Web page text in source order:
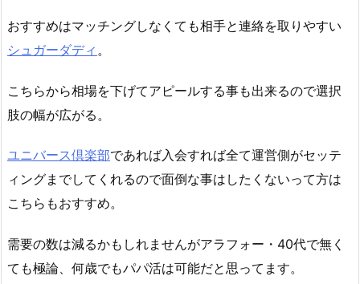
おすすめはマッチングしなくても相手と連絡を取りやすい
シュガーダディ 。
こちらから相場を下げてアピールする事も出来るので選択
肢の幅が広がる。
ユニバース倶楽部であれば入会すれば全て運営側がセッテ
ィングまでしてくれるので面倒な事はしたくないって方は
こちらもおすすめ。
需要の数は減るかもしれませんがアラフォー・40代で無く
ても極論、何歳でもパパ活は可能だと思ってます。